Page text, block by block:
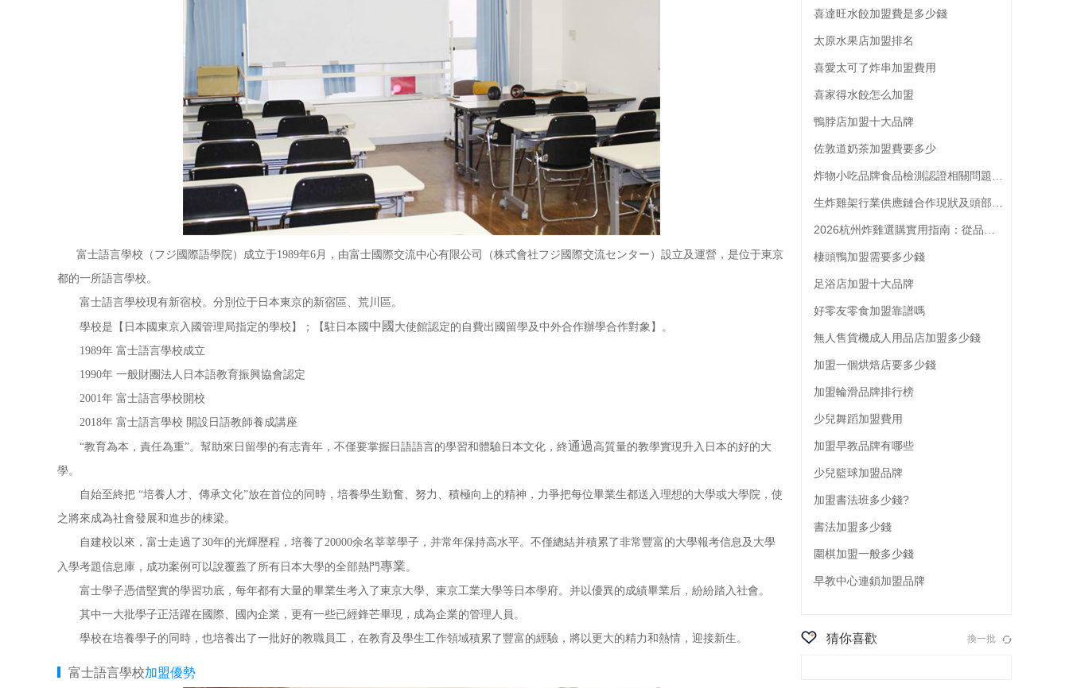
富士語言學校（フジ國際語學院）成立于1989年6月，由富士國際交流中心有限公司（株式會社フジ國際交流センター）設立及運營，是位于東京
都的一所語言學校。
富士語言學校現有新宿校。分別位于日本東京的新宿區、荒川區。
學校是【日本國東京入國管理局指定的學校】；【駐日本國 中國 大使館認定的自費出國留學及中外合作辦學合作對象】。
1989年 富士語言學校成立
1990年 一般財團法人日本語教育振興協會認定
2001年 富士語言學校開校
2018年 富士語言學校 開設日語教師養成講座
“教育為本，責任為重”。幫助來日留學的有志青年，不僅要掌握日語語言的學習和體驗日本文化，終通過 高質量的教學實現升入日本的好的大
學。
自始至終把 “培養人才、傳承文化”放在首位的同時，培養學生勤奮、努力、積極向上的精神，力爭把每位畢業生都送入理想的大學或大學院，使
之將來成為社會發展和進步的棟梁。
自建校以來，富士走過了30年的光輝歷程，培養了20000余名莘莘學子，并常年保持高水平。不僅總結并積累了非常豐富的大學報考信息及大學
入學考題信息庫，成功案例可以說覆蓋了所有日本大學的全部熱門專業。
富士學子憑借堅實的學習功底，每年都有大量的畢業生考入了東京大學、東京工業大學等日本學府。并以優異的成績畢業后，紛紛踏入社會。
其中一大批學子正活躍在國際、國內企業，更有一些已經鋒芒畢現，成為企業的管理人員。
學校在培養學子的同時，也培養出了一批好的教職員工，在教育及學生工作領域積累了豐富的經驗，將以更大的精力和熱情，迎接新生。
富士語言學校加盟優勢
喜達旺水餃加盟費是多少錢
太原水果店加盟排名
喜愛太可了炸串加盟費用
喜家得水餃怎么加盟
鴨脖店加盟十大品牌
佐敦道奶茶加盟費要多少
棲頭鴨加盟需要多少錢
足浴店加盟十大品牌
好零友零食加盟靠譜嗎
無人售貨機成人用品店加盟多少錢
加盟一個烘焙店要多少錢
加盟輪滑品牌排行榜
少兒舞蹈加盟費用
加盟早教品牌有哪些
少兒籃球加盟品牌
加盟書法班多少錢?
書法加盟多少錢
圍棋加盟一般多少錢
早教中心連鎖加盟品牌
猜你喜歡 換一批